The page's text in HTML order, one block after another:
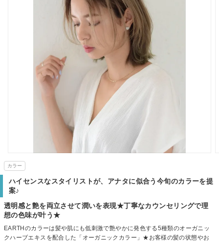
カラー
ハイセンスなスタイリストが、アナタに似合う今旬のカラーを提
案♪
透明感と艶を両立させて潤いを表現★丁寧なカウンセリングで理
想の色味が叶う★
EARTHのカラーは髪や肌にも低刺激で艶やかに発色する5種類のオーガニッ
クハーブエキスを配合した「オーガニックカラー」★お客様の髪の状態やお